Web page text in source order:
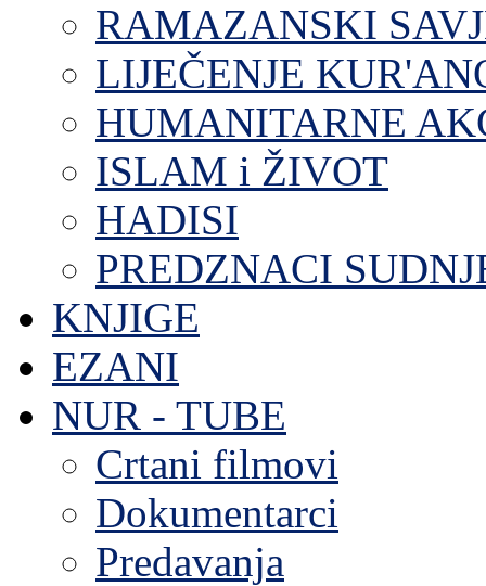
RAMAZANSKI
LIJEČENJE
HUMANITARNE
ISLAM i ŽIVOT
HADISI
PREDZNACI
KNJIGE
EZANI
NUR - TUBE
Crtani filmovi
Dokumentarci
Predavanja